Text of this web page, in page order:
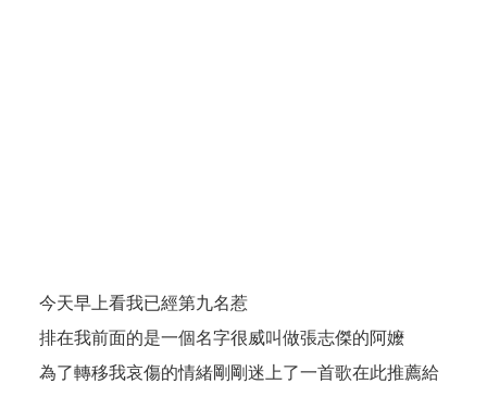
今天早上看我已經第九名惹
排在我前面的是一個名字很威叫做張志傑的阿嬤
為了轉移我哀傷的情緒剛剛迷上了一首歌在此推薦給